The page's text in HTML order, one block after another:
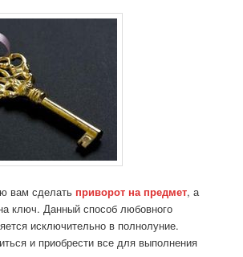
вам сделать приворот на предмет, а
ключ. Данный способ любовного
исключительно в полнолуние.
и приобрести все для выполнения